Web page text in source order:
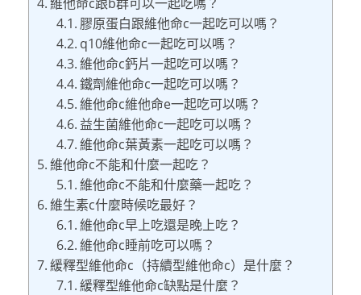
膠原蛋白跟維他命c一起吃可以嗎？
q10維他命c一起吃可以嗎？
維他命c鈣片一起吃可以嗎？
鐵劑維他命c一起吃可以嗎？
維他命c維他命e一起吃可以嗎？
益生菌維他命c一起吃可以嗎？
維他命c葉黃素一起吃可以嗎？
維他命c不能和什麼一起吃？
維他命c不能和什麼藥一起吃？
維生素c什麼時候吃最好？
維他命c早上吃還是晚上吃？
維他命c睡前吃可以嗎？
緩釋型維他命c（持續型維他命c）是什麼？
緩釋型維他命c缺點是什麼？